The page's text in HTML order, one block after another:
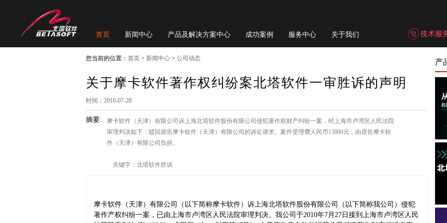
首页 新闻中心 产品及解决方案中心 成功案例 服务中心 关于我们
您当前的位置： 首页 > 新闻中心 > 公司动态
关于摩卡软件著作权纠纷案北塔软件一审胜诉的声明
时间：2010-07-28
摘要:
摩卡软件（天津）有限公司诉上海北塔软件股份有限公司侵犯著作权财产纠纷一案，经上海市卢湾区人民法院
审理判决如下：驳回原告摩卡软件（天津）有限公司的诉讼请求。案件受理费人民币13800元，由原告摩卡软
件（天津）有限公司负担。
关键字：北塔软件胜诉
摩卡软件（天津）有限公司（以下简称摩卡软件）诉上海北塔软件股份有限公司（以下简称我公司）侵犯
著作产权纠纷一案，已由上海市卢湾区人民法院审理判决。我公司于2010年7月27日接到上海市卢湾区人民
产